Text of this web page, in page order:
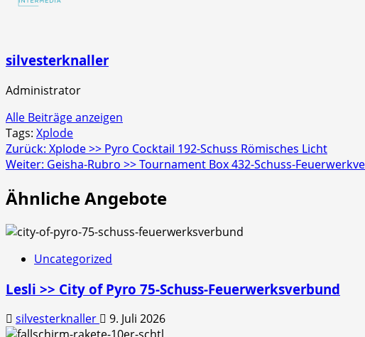
silvesterknaller
Administrator
Alle Beiträge anzeigen
Tags: Xplode
Beitragsnavigation
Zurück: Xplode >> Pyro Cocktail 192-Schuss Römisches Licht
Weiter: Geisha-Rubro >> Tournament Box 432-Schuss-
Ähnliche Angebote
Uncategorized
Lesli >> City of Pyro 75-Schuss-Feuerwerksverbund
silvesterknaller 9. Juli 2026